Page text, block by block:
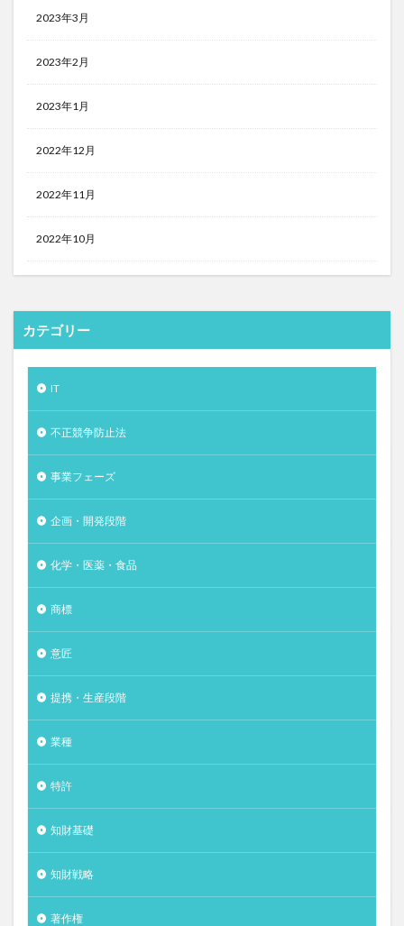
2023年3月
2023年2月
2023年1月
2022年12月
2022年11月
2022年10月
カテゴリー
IT
不正競争防止法
事業フェーズ
企画・開発段階
化学・医薬・食品
商標
意匠
提携・生産段階
業種
特許
知財基礎
知財戦略
著作権